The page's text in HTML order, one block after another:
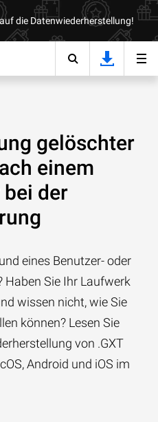
die Datenwiederherstellung!
gelöschter
einem
der
eines Benutzer- oder
Sie Ihr Laufwerk
wissen nicht, wie Sie
können? Lesen Sie
von .GXT
Android und iOS im